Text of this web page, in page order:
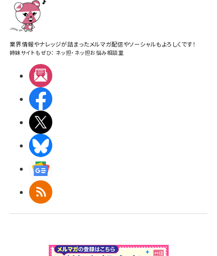
業界情報やナレッジが詰まったメルマガ配信やソーシャルもよろしくです！
姉妹サイトもぜひ： ネッ担・ ネッ担お悩み相談室
RSS